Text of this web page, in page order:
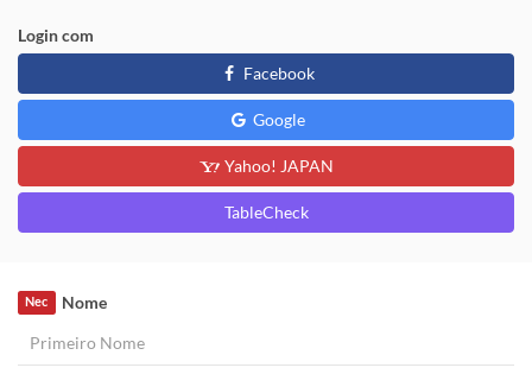
Login com
Facebook
Google
Yahoo! JAPAN
TableCheck
Nome
Nec